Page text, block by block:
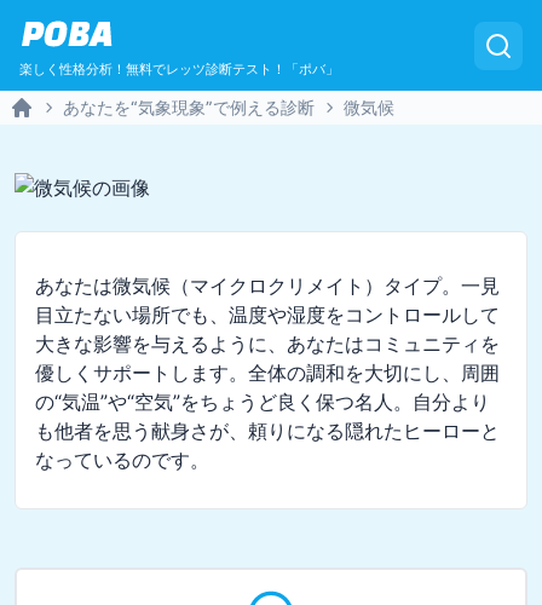
POBA
楽しく性格分析！無料でレッツ診断テスト！「ポバ」
あなたを“気象現象”で例える診断 微気候
あなたは微気候（マイクロクリメイト）タイプ。一見
目立たない場所でも、温度や湿度をコントロールして
大きな影響を与えるように、あなたはコミュニティを
優しくサポートします。全体の調和を大切にし、周囲
の“気温”や“空気”をちょうど良く保つ名人。自分より
も他者を思う献身さが、頼りになる隠れたヒーローと
なっているのです。